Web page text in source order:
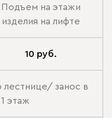
Подъем на этажи
изделия на лифте
10 руб.
лестнице/ занос в
этаж